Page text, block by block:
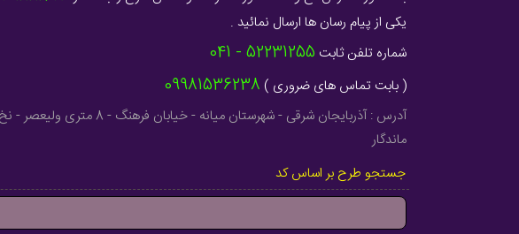
یکی از پیام رسان ها ارسال نمائید .
شماره تلفن ثابت 52231255 - 041
( بابت تماس های ضروری ) 09981536238
آدرس : آذربایجان شرقی - شهرستان میانه - خیابان
ماندگار
جستجو طرح بر اساس کد